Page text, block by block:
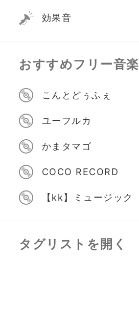
効果音
おすすめフリー音楽
こんとどぅふぇ
ユーフルカ
かまタマゴ
COCO RECORD
【kk】ミュージック
タグリストを開く